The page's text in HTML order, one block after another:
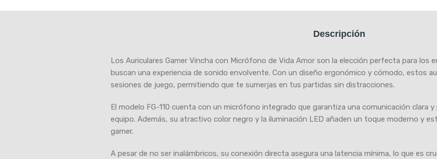
Descripción
Los Auriculares Gamer Vincha con Micrófono de Vida Amor son la elección perfecta para los
buscan una experiencia de sonido envolvente. Con un diseño ergonómico y cómodo, estos
sesiones de juego, permitiendo que te sumerjas en tus partidas sin distracciones.
El modelo FG-110 cuenta con un micrófono integrado que garantiza una comunicación clara
equipo. Además, su atractivo color negro y la iluminación LED añaden un toque moderno y
gamer.
A pesar de no ser inalámbricos, su conexión directa asegura una latencia mínima, lo que es